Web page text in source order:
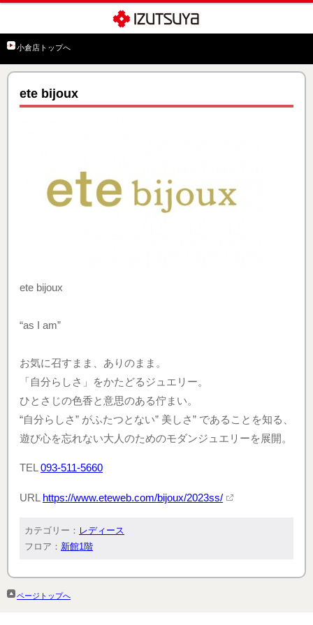
小倉店トップへ
ete bijoux
ete bijoux
“as I am”
お気に召すまま、ありのまま。
「自分らしさ」をかたどるジュエリー。
ひとさじの色香と意思のある佇まい。
“自分らしさ” がふたつとない” 美しさ” であることを知る、
遊び心を忘れない大人のためのモダンジュエリーを展開。
TEL 093-511-5660
URL https://www.eteweb.com/bijoux/2023ss/
カテゴリー： レディース
フロア： 新館1階
ページトップへ